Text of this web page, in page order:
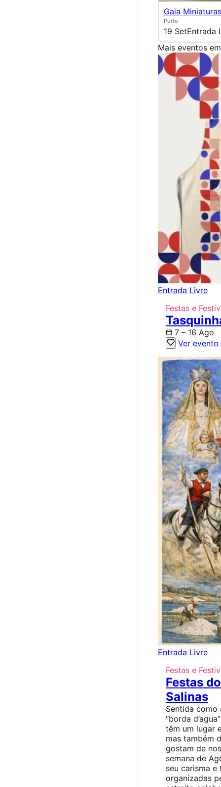
Gaia
Porto
19 SetEntrada
Mais eventos
Entrada Livre
Festas e
7 – 16 Ago
Ver
Entrada Livre
Festas e
Festas
Salinas
Sentida como
“borda
têm um lugar
mas também
gostam de
semana de
seu carisma e
organizadas